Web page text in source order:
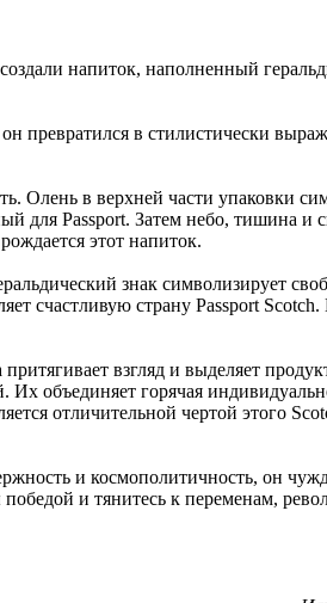
напиток, наполненный
превратился в стилистически
Олень в верхней части упаковки
для Passport. Затем небо, тишина и
этот напиток.
знак символизирует
счастливую страну Passport
взгляд и выделяет
объединяет горячая
отличительной чертой этого
и космополитичность, он
и тянитесь к переменам,